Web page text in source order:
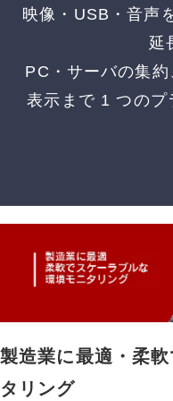
映像・USB・音声
延
PC・サーバの集
表示まで 1 つのプ
製造業に最適・柔
タリング